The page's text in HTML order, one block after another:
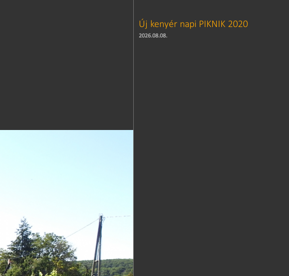
Új kenyér napi PIKNIK 2020
2026.08.08.